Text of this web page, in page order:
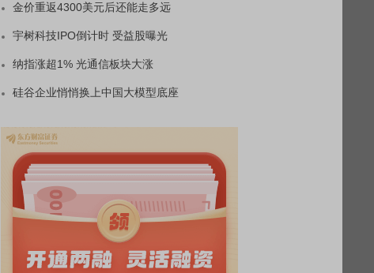
金价重返4300美元后还能走多远
宇树科技IPO倒计时 受益股曝光
纳指涨超1% 光通信板块大涨
硅谷企业悄悄换上中国大模型底座